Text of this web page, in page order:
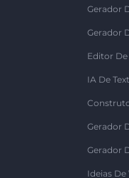
Gerador
Gerador
Editor
IA De
Gerador
Gerador
Ideias De